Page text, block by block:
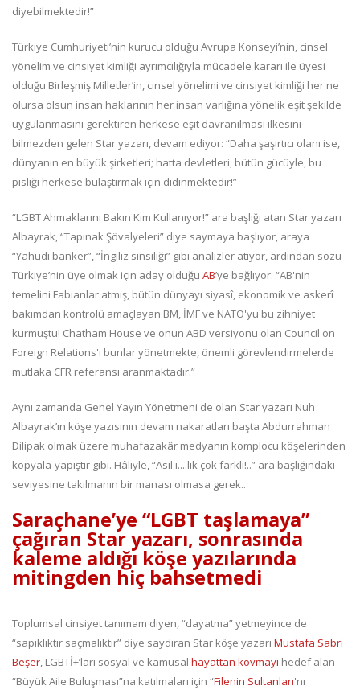
diyebilmektedir!”
Türkiye Cumhuriyeti’nin kurucu olduğu Avrupa Konseyi’nin, cinsel
yönelim ve cinsiyet kimliği ayrımcılığıyla mücadele kararı ile üyesi
olduğu Birleşmiş Milletler’in, cinsel yönelimi ve cinsiyet kimliği her ne
olursa olsun insan haklarının her insan varlığına yönelik eşit şekilde
uygulanmasını gerektiren herkese eşit davranılması ilkesini
bilmezden gelen Star yazarı, devam ediyor: “Daha şaşırtıcı olanı ise,
dünyanın en büyük şirketleri; hatta devletleri, bütün gücüyle, bu
pisliği herkese bulaştırmak için didinmektedir!”
“LGBT Ahmaklarını Bakın Kim Kullanıyor!” ara başlığı atan Star yazarı
Albayrak, “Tapınak Şövalyeleri” diye saymaya başlıyor, araya
“Yahudi banker”, “İngiliz sinsiliği” gibi analizler atıyor, ardından sözü
Türkiye’nin üye olmak için aday olduğu AB’ye bağlıyor: “AB'nin
temelini Fabianlar atmış, bütün dünyayı siyasî, ekonomik ve askerî
bakımdan kontrolü amaçlayan BM, İMF ve NATO'yu bu zihniyet
kurmuştu! Chatham House ve onun ABD versiyonu olan Council on
Foreign Relations'ı bunlar yönetmekte, önemli görevlendirmelerde
mutlaka CFR referansı aranmaktadır.”
Aynı zamanda Genel Yayın Yönetmeni de olan Star yazarı Nuh
Albayrak’ın köşe yazısının devam nakaratları başta Abdurrahman
Dilipak olmak üzere muhafazakâr medyanın komplocu köşelerinden
kopyala-yapıştır gibi. Hâliyle, “Asıl i....lik çok farklı!..” ara başlığındaki
seviyesine takılmanın bir manası olmasa gerek..
Saraçhane’ye “LGBT taşlamaya”
çağıran Star yazarı, sonrasında
kaleme aldığı köşe yazılarında
mitingden hiç bahsetmedi
Toplumsal cinsiyet tanımam diyen, “dayatma” yetmeyince de
“sapıklıktır saçmalıktır” diye saydıran Star köşe yazarı Mustafa Sabri
Beşer, LGBTİ+’ları sosyal ve kamusal hayattan kovmayı hedef alan
“Büyük Aile Buluşması”na katılmaları için “Filenin Sultanları'nı